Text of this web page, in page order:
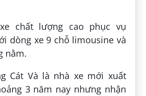
chất lượng cao phục vụ
dòng xe 9 chỗ limousine và
nằm.
Cát Và là nhà xe mới xuất
3 năm nay nhưng nhận